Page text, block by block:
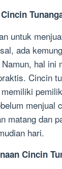
untuk
ada
hal ini
Cincin
menjual
matang dan
hari.
Cincin